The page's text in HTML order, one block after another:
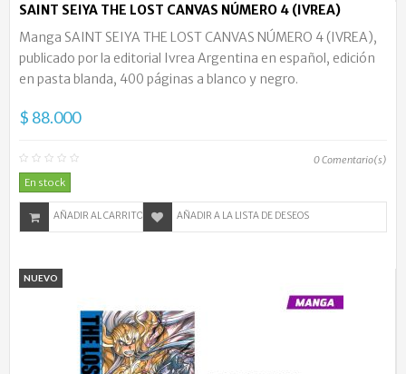
SAINT SEIYA THE LOST CANVAS NÚMERO 4 (IVREA)
Manga SAINT SEIYA THE LOST CANVAS NÚMERO 4 (IVREA),
publicado por la editorial Ivrea Argentina en español, edición
en pasta blanda, 400 páginas a blanco y negro.
$ 88.000
0Comentario(s)
En stock
AÑADIR AL CARRITO AÑADIR A LA LISTA DE DESEOS
NUEVO